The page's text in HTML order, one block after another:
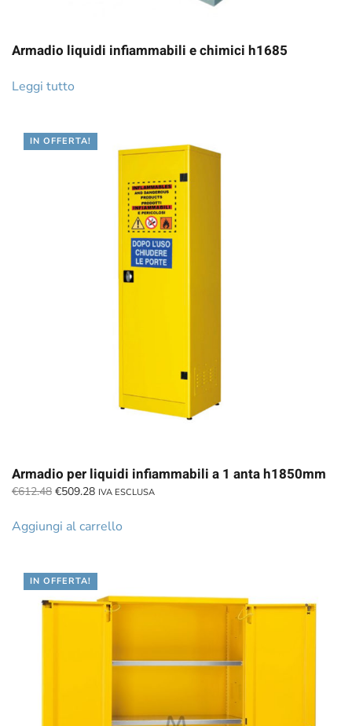
Armadio liquidi infiammabili e chimici h1685
Leggi tutto
IN OFFERTA!
Armadio per liquidi infiammabili a 1 anta h1850mm
€612.48 Il
originale
€509.28Il
attuale
IVA ESCLUSA
Aggiungi al carrello
IN OFFERTA!